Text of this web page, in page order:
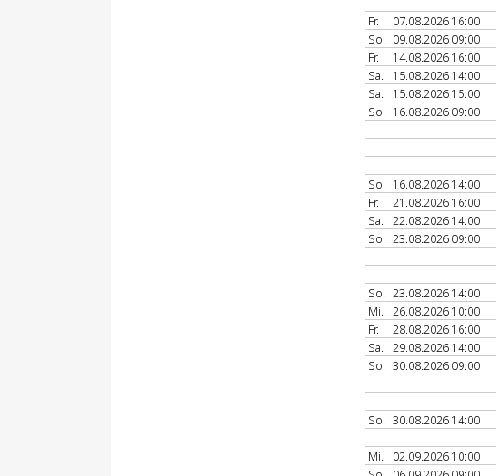
Fr.
07.08.2026 16:00
So. 09.08.2026 09:00
Fr.
14.08.2026 16:00
Sa.
15.08.2026 14:00
Sa.
15.08.2026 15:00
So. 16.08.2026 09:00
So. 16.08.2026 14:00
Fr.
21.08.2026 16:00
Sa.
22.08.2026 14:00
So. 23.08.2026 09:00
So. 23.08.2026 14:00
Mi.
26.08.2026 10:00
Fr.
28.08.2026 16:00
Sa.
29.08.2026 14:00
So. 30.08.2026 09:00
So. 30.08.2026 14:00
Mi.
02.09.2026 10:00